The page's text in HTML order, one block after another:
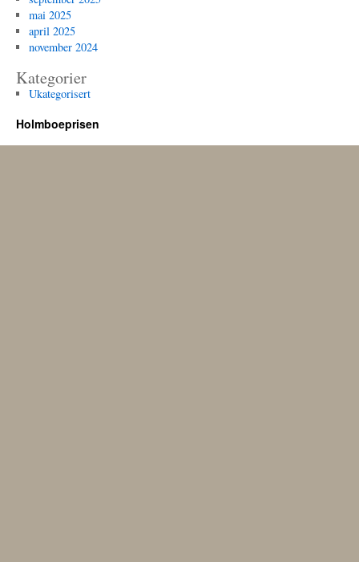
mai 2025
april 2025
november 2024
Kategorier
Ukategorisert
Holmboeprisen